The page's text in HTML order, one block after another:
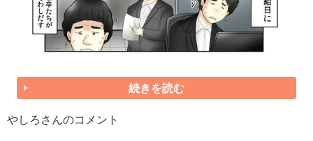
続きを読む
やしろさんのコメント